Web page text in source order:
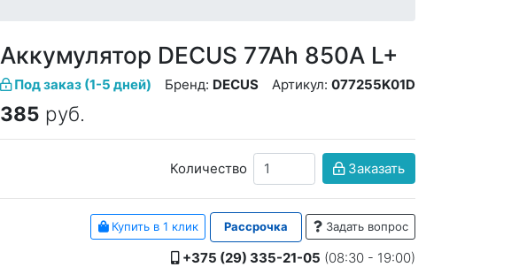
Аккумулятор DECUS 77Ah 850A L+
Под заказ (1-5 дней) Бренд: DECUS Артикул: 077255K01D
385 руб.
Количество Заказать
Купить в 1 клик Рассрочка Задать вопрос
+375 (29) 335-21-05 (08:30 - 19:00)